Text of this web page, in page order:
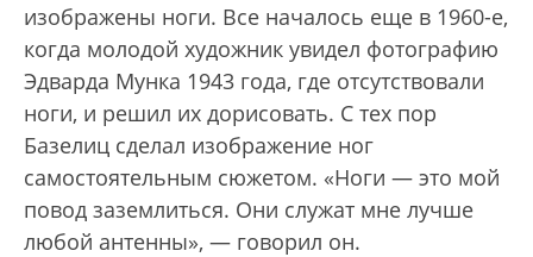
изображены ноги. Все началось еще в 1960-е,
когда молодой художник увидел фотографию
Эдварда Мунка 1943 года, где отсутствовали
ноги, и решил их дорисовать. С тех пор
Базелиц сделал изображение ног
самостоятельным сюжетом. «Ноги — это мой
повод заземлиться. Они служат мне лучше
любой антенны», — говорил он.